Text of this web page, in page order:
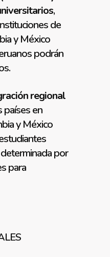
,
de
y México
podrán
regional
países en
y México
por
para